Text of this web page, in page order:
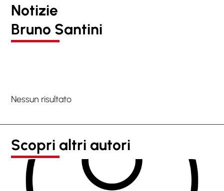
Notizie
Bruno Santini
Nessun risultato
Scopri altri autori